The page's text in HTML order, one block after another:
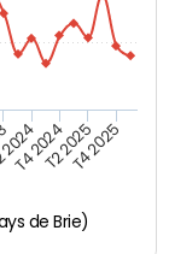
de Brie)
T4 2024T2 2025T4 2025